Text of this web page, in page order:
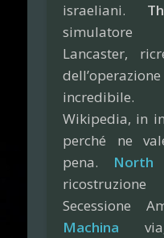
israeliani.
simulatore
Lancaster,
incredibile.
Wikipedia, in
perché ne
pena.
Secessione
Machina